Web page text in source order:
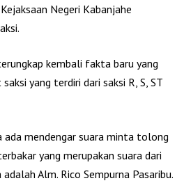
Negeri Kabanjahe
kembali fakta baru yang
yang terdiri dari saksi R, S, ST
ada mendengar suara minta tolong
yang merupakan suara dari
Alm. Rico Sempurna Pasaribu.